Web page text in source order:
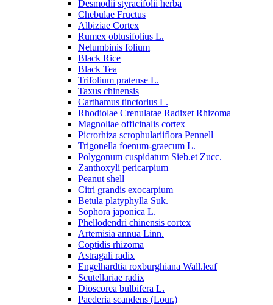
Desmodii styracifolii herba
Chebulae Fructus
Albiziae Cortex
Rumex obtusifolius L.
Nelumbinis folium
Black Rice
Black Tea
Trifolium pratense L.
Taxus chinensis
Carthamus tinctorius L.
Rhodiolae Crenulatae Radixet Rhizoma
Magnoliae officinalis cortex
Picrorhiza scrophulariiflora Pennell
Trigonella foenum-graecum L.
Polygonum cuspidatum Sieb.et Zucc.
Zanthoxyli pericarpium
Peanut shell
Citri grandis exocarpium
Betula platyphylla Suk.
Sophora japonica L.
Phellodendri chinensis cortex
Artemisia annua Linn.
Coptidis rhizoma
Astragali radix
Engelhardtia roxburghiana Wall.leaf
Scutellariae radix
Dioscorea bulbifera L.
Paederia scandens (Lour.)